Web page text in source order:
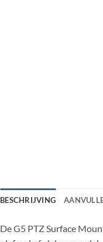
BESCHRIJVING
De G5 PTZ Surface